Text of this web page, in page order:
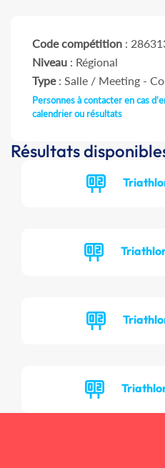
Code compétition :
Niveau : Régional
Type: Salle / Meeting -
Personnes à contacter en cas
calendrier ou résultats
Résultats